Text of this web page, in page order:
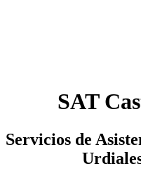
SAT
Servicios de